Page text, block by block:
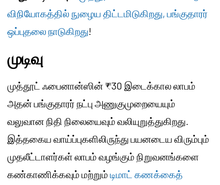
விநியோகத்தில் நுழைய திட்டமிடுகிறது, பங்குதாரர்
ஒப்புதலை நாடுகிறது!
முடிவு
முத்தூட் ஃபைனான்ஸின் ₹30 இடைக்கால லாபம்
அதன் பங்குதாரர் நட்பு அணுகுமுறையையும்
வலுவான நிதி நிலையைவும் வலியுறுத்துகிறது.
இத்தகைய வாய்ப்புகளிலிருந்து பயனடைய விரும்பும்
முதலீட்டாளர்கள் லாபம் வழங்கும் நிறுவனங்களை
கண்காணிக்கவும் மற்றும் டிமாட் கணக்கைத்